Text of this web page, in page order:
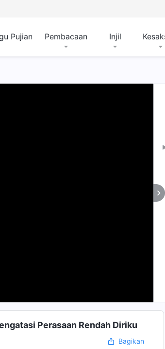
Pujian Pembacaan Injil
Perasaan Rendah Diriku
Bagikan